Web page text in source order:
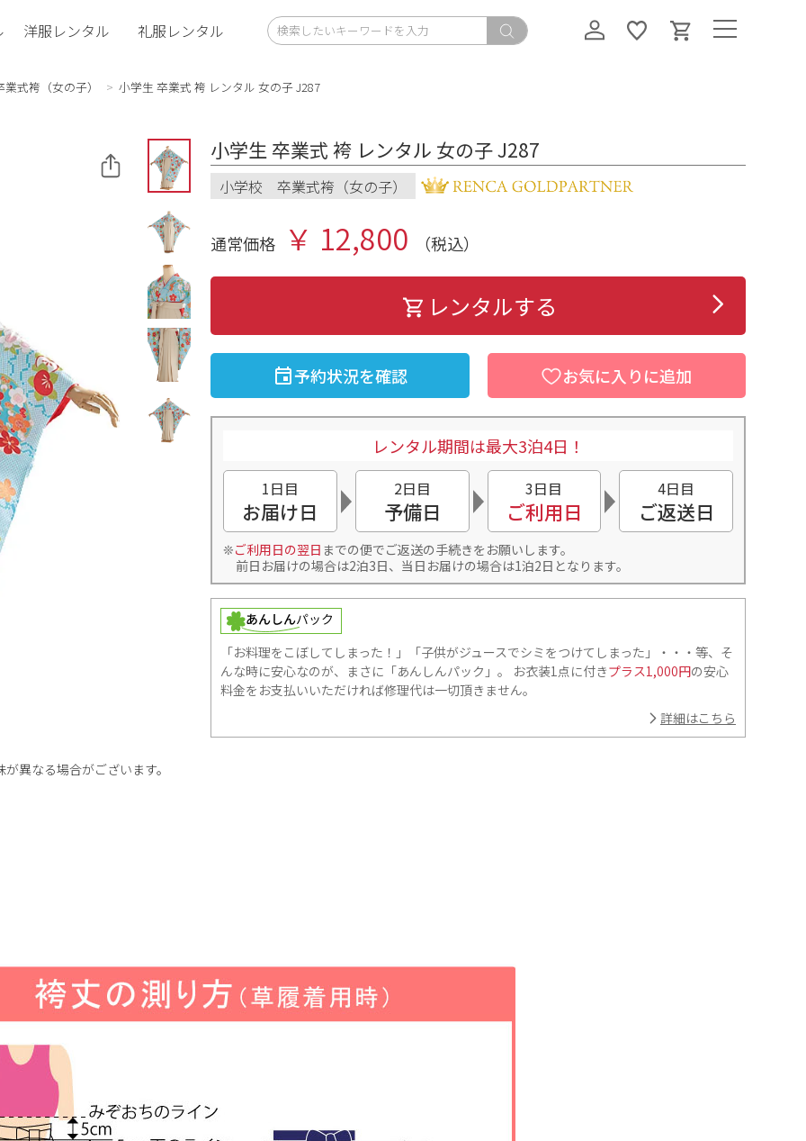
洋服レンタル 礼服レンタル
式袴（女の子） 小学生 卒業式 袴 レンタル 女の子 J287
が異なる場合がございます。
小学生 卒業式 袴 レンタル 女の子 J287
小学校 卒業式袴（女の子）
通常価格 ￥ 12,800 （税込）
レンタルする
予約状況を確認 お気に入りに追加
レンタル期間は最大3泊4日！
1日目
お届け日
2日目
予備日
3日目
ご利用日
4日目
ご返送日
ご利用日の翌日 までの便でご返送の手続きをお願いします。
前日お届けの場合は2泊3日、当日お届けの場合は1泊2日となります。
「お料理をこぼしてしまった！」「子供がジュースでシミをつけてしまった」・・・等、そ
んな時に安心なのが、まさに「あんしんパック」。 お衣装1点に付きプラス1,000円の安心
料金をお支払いいただければ修理代は一切頂きません。
詳細はこちら